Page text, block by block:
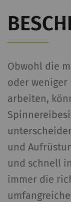
Obwohl die
oder weniger
arbeiten,
und
und schnell
immer die